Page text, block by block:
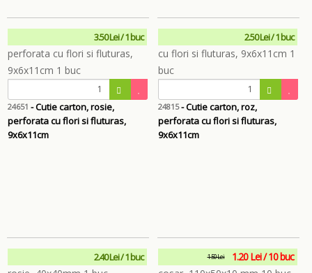
3.50 Lei / 1 buc
24651 - Cutie carton, rosie,
perforata cu flori si fluturas,
9x6x11cm
2.50 Lei / 1 buc
24815- Cutie carton, roz,
perforata cu flori si fluturas,
9x6x11cm
2.40 Lei / 1 buc 1.50 Lei 1.20 Lei / 10 buc